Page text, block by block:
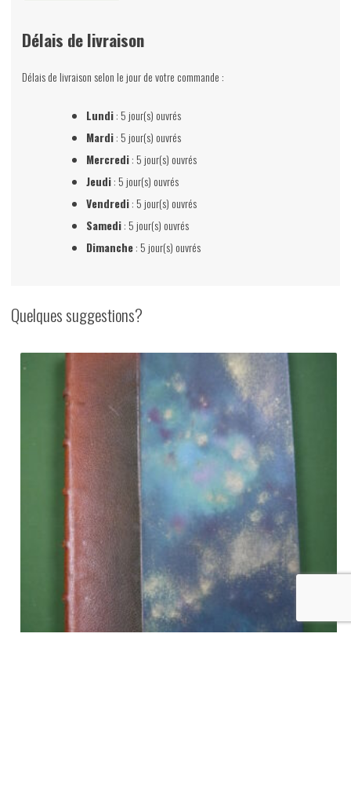
Délais de livraison
Délais de livraison selon le jour de votre commande :
Lundi: 5 jour(s) ouvrés
Mardi: 5 jour(s) ouvrés
Mercredi: 5 jour(s) ouvrés
Jeudi: 5 jour(s) ouvrés
Vendredi: 5 jour(s) ouvrés
Samedi: 5 jour(s) ouvrés
Dimanche: 5 jour(s) ouvrés
Quelques suggestions?